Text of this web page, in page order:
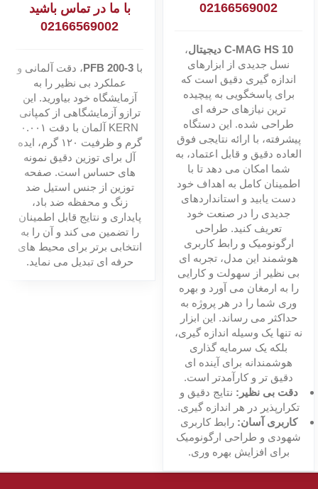
02166569002
C-MAG HS 10 دیجیتال
،
نسل جدیدی از ابزارهای
اندازه گیری دقیق است که
برای پاسخگویی به پیچیده
ترین نیازهای حرفه ای
طراحی شده. این دستگاه
پیشرفته، با ارائه نتایجی فوق
العاده دقیق و قابل اعتماد، به
شما امکان می دهد تا با
اطمینان کامل به اهداف خود
دست یابید و استانداردهای
جدیدی را در صنعت خود
تعریف کنید. طراحی
ارگونومیک و رابط کاربری
هوشمند این مدل، تجربه ای
بی نظیر از سهولت و کارایی
را به ارمغان می آورد و بهره
وری شما را در هر پروژه به
حداکثر می رساند. این ابزار
نه تنها یک وسیله اندازه گیری،
بلکه یک سرمایه گذاری
هوشمندانه برای آینده ای
دقیق تر و کارآمدتر است.
دقت بی نظیر: نتایج دقیق و
تکرارپذیر در هر اندازه گیری.
کاربری آسان: رابط کاربری
شهودی و طراحی ارگونومیک
برای افزایش بهره وری.
با ما در تماس باشید
02166569002
باPFB 200-3، دقت آلمانی و
عملکرد بی نظیر را به
آزمایشگاه خود بیاورید. این
ترازو آزمایشگاهی از کمپانی
KERN آلمان با دقت ۰.۰۰۱
گرم و ظرفیت ۱۲۰ گرم، ایده
آل برای توزین دقیق نمونه
های حساس است. صفحه
توزین از جنس استیل ضد
زنگ و محفظه ضد باد،
پایداری و نتایج قابل اطمینان
را تضمین می کند و آن را به
انتخابی برتر برای محیط های
حرفه ای تبدیل می نماید.